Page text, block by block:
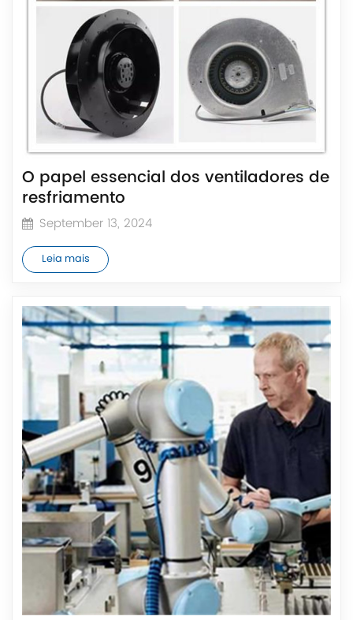
O papel essencial dos ventiladores de
resfriamento
September 13, 2024
Leia mais